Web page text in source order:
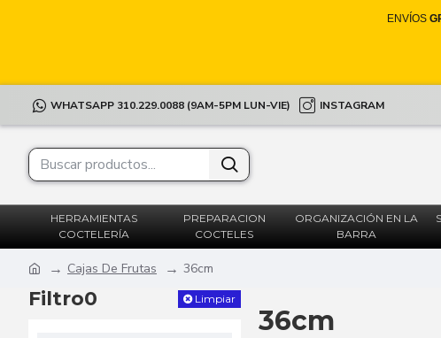
ENVÍOS
WHATSAPP 310.229.0088 (9AM-5PM LUN-VIE) INSTAGRAM
HERRAMIENTAS
COCTELERÍA
PREPARACION
COCTELES
ORGANIZACIÓN EN LA
BARRA
Cajas De Frutas 36cm
Filtro0 Limpiar
36cm